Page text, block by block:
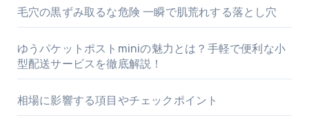
毛穴の黒ずみ取るな危険 一瞬で肌荒れする落とし穴
ゆうパケットポストminiの魅力とは？手軽で便利な小
型配送サービスを徹底解説！
相場に影響する項目やチェックポイント